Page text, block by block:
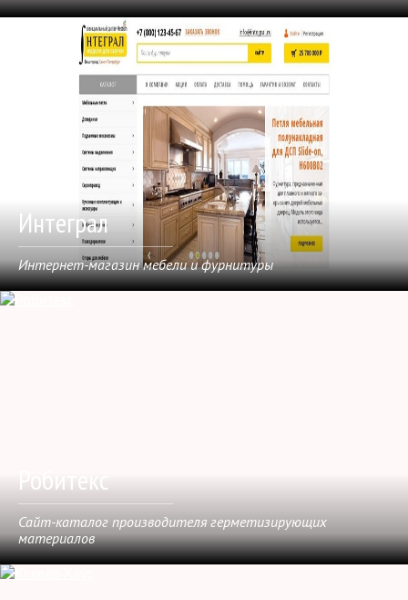
Интеграл
Интернет-магазин мебели и фурнитуры
Робитекс
Сайт-каталог производителя герметизирующих
материалов